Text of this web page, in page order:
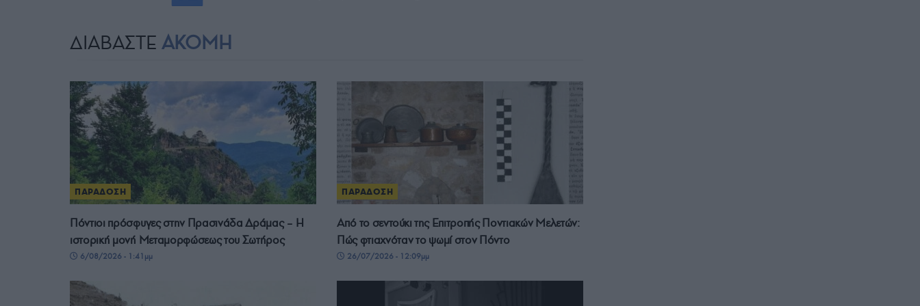
ΔΙΑΒΑΣΤΕ ΑΚΟΜΗ
ΠΑΡΑΔΟΣΗ
Πόντιοι πρόσφυγες στην Πρασινάδα Δράμας – Η
ιστορική μονή Μεταμορφώσεως του Σωτήρος
6/08/2026 - 1:41μμ
ΠΑΡΑΔΟΣΗ
Από το σεντούκι της Επιτροπής Ποντιακών Μελετών:
Πώς φτιαχνόταν το ψωμί στον Πόντο
26/07/2026 - 12:09μμ